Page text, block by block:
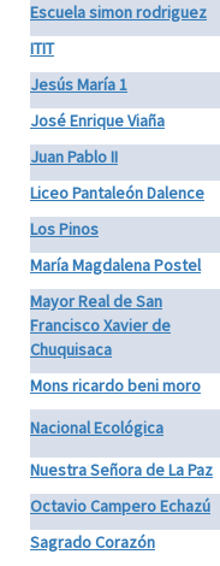
Escuela simon rodriguez
ITIT
Jesús María 1
José Enrique Viaña
Juan Pablo II
Liceo Pantaleón Dalence
Los Pinos
María Magdalena Postel
Mayor Real de San
Francisco Xavier de
Chuquisaca
Mons ricardo beni moro
Nacional Ecológica
Nuestra Señora de La Paz
Octavio Campero Echazú
Sagrado Corazón